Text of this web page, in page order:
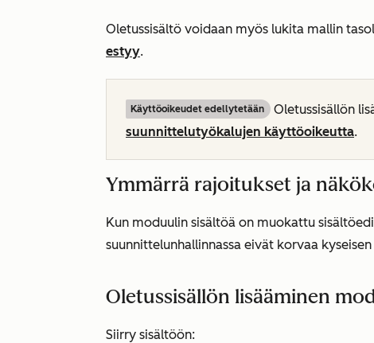
Oletussisältö voidaan myös lukita mallin
estyy.
Käyttöoikeudet edellytetään
Oletussisällön
suunnittelutyökalujen käyttöoikeutta.
Ymmärrä rajoitukset ja
Kun moduulin sisältöä on muokattu
suunnittelunhallinnassa eivät korvaa
Oletussisällön lisääminen
Siirry sisältöön: